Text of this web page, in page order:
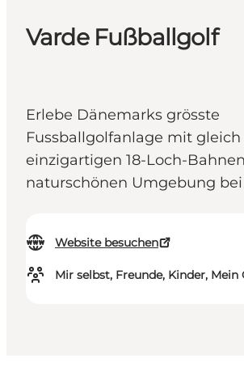
Varde Fußballgolf
Erlebe Dänemarks grösste
Fussballgolfanlage mit gleich
einzigartigen 18-Loch-
naturschönen Umgebung bei
Website besuchen
Mir selbst, Freunde, Kinder, Mein